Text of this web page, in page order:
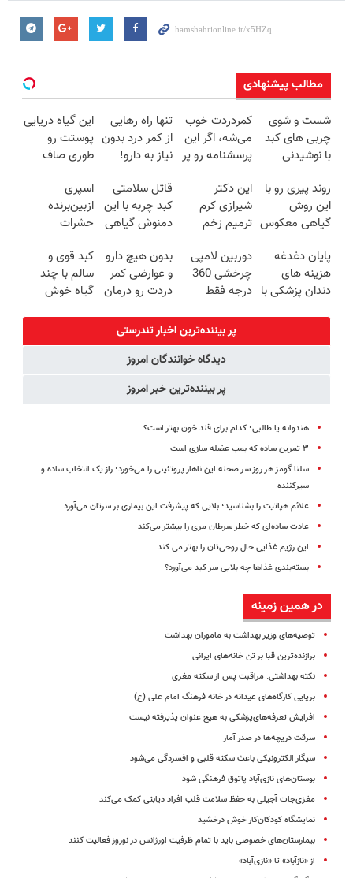
مطالب پیشنهادی
شست و شوی
چربی های کبد
با نوشیدنی
کمردردت خوب
می‌شه، اگر این
پرسشنامه رو پر
تنها راه رهایی
از کمر درد بدون
نیاز به دارو!
این گیاه دریایی
پوستت رو
طوری صاف
20سال جوون
شدی🔥
روند پیری رو با
این روش
گیاهی معکوس
این دکتر
شیرازی کرم
ترمیم زخم
ساخت!!!
قاتل سلامتی
کبد چربه با این
دمنوش گیاهی
اسپری
ازبین‌برنده
حشرات
فرمول
پیشرفته،
مقابله با انواع
پایان دغدغه
هزینه های
دندان پزشکی با
دوربین لامپی
چرخشی 360
درجه فقط
🔥 پرداخت
درب منزل
بدون هیچ دارو
و عوارضی کمر
دردت رو درمان
(پرسش‌نامه)
کبد قوی و
سالم با چند
گیاه خوش
پر بیننده‌ترین اخبار تندرستی
دیدگاه خوانندگان امروز
پر بیننده‌ترین خبر امروز
هندوانه یا طالبی؛ کدام‌ برای قند خون بهتر است؟
۳ تمرین ساده که بمب عضله سازی است
سلنا گومز هر روز سر صحنه این ناهار پروتئینی را می‌خورد؛ راز یک انتخاب ساده و
سیرکننده
علائم هپاتیت را بشناسید؛ بلایی که پیشرفت این بیماری بر سرتان می‌آورد
عادت ساده‌ای که خطر سرطان مری را بیشتر می‌کند
این رژیم غذایی حال روحی‌تان را بهتر می کند
بسته‌بندی غذاها چه بلایی سر کبد می‌آورد؟
در همین زمینه
توصیه‌های وزیر بهداشت به ماموران بهداشت
برازنده‌ترین قبا بر تن خانه‌های ایرانی
نکته بهداشتی: مراقبت پس از سکته مغزی
برپایی کارگاه‌های عیدانه در خانه فرهنگ امام علی (ع)
افزایش تعرفه‌های‌پزشکی به هیچ عنوان پذیرفته نیست
سرقت دریچه‌ها در صدر آمار
سیگار الکترونیکی باعث سکته قلبی و افسردگی می‌شود
بوستان‌های نازی‌آباد پاتوق فرهنگی شود
مغزی‌جات آجیلی به حفظ سلامت قلب افراد دیابتی کمک می‌کند
نمایشگاه کودکان‌کار خوش درخشید
بیمارستان‌های خصوصی باید با تمام ظرفیت اورژانس در نوروز فعالیت کنند
از «نازآباد» تا «نازی‌آباد»